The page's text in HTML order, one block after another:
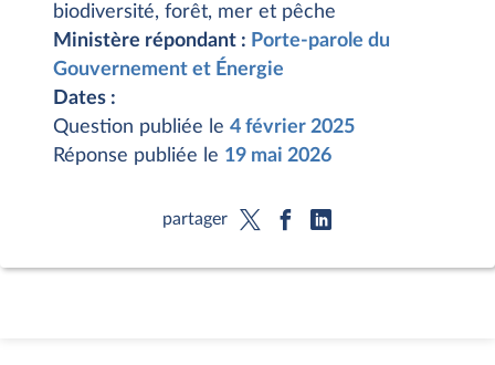
biodiversité, forêt, mer et pêche
Ministère répondant : Porte-parole du
Gouvernement et Énergie
Dates :
Question publiée le 4 février 2025
Réponse publiée le 19 mai 2026
partager